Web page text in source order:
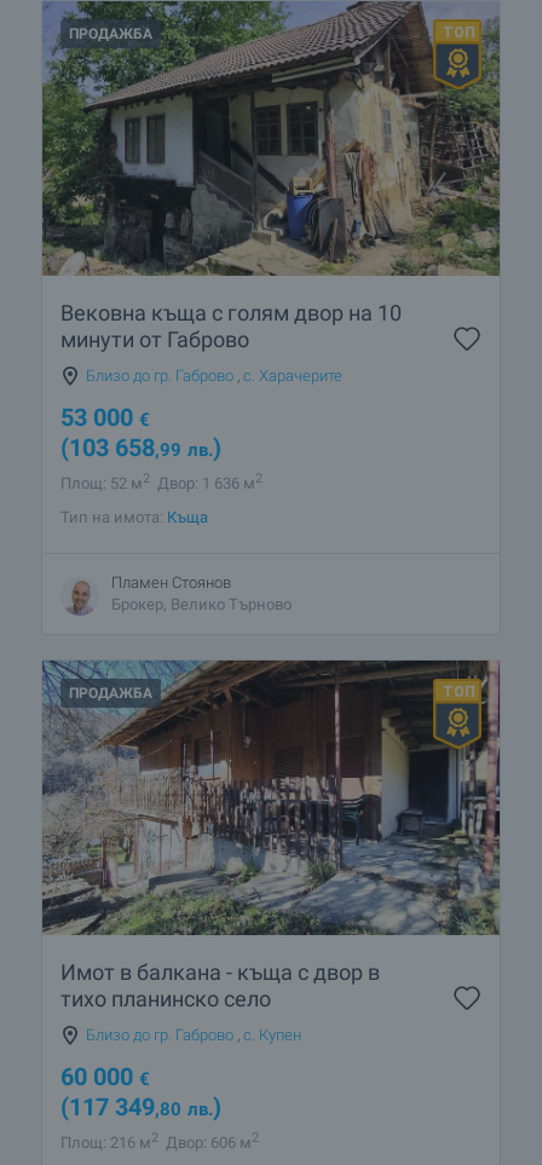
ПРОДАЖБА
Вековна къща с голям двор на 10
минути от Габрово
Близо до гр. Габрово с. Харачерите
53 000 €
(103 658,99 лв.)
Площ: 52 м2 Двор: 1 636 м2
Тип на имота: Къща
Пламен Стоянов
Брокер, Велико Търново
ПРОДАЖБА
Имот в балкана - къща с двор в
тихо планинско село
Близо до гр. Габрово с. Купен
60 000 €
(117 349,80 лв.)
Площ: 216 м2 Двор: 606 м2